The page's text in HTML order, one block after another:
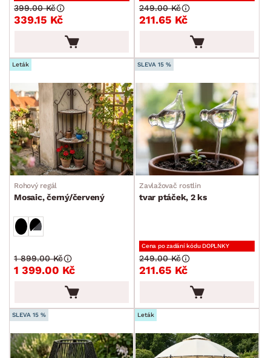
339.15 Kč
399.00 Kč
211.65 Kč
249.00 Kč
Leták
Rohový regál
Mosaic, černý/červený
1 399.00 Kč
1 899.00 Kč
SLEVA 15 %
Zavlažovač rostlin
tvar ptáček, 2 ks
Cena po zadání kódu DOPLNKY
211.65 Kč
249.00 Kč
SLEVA 15 % Leták